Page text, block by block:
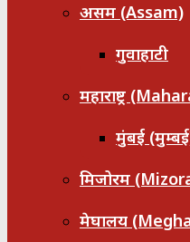
असम (Assam)
गुवाहाटी
महाराष्ट्र
मुंबई
मिजोरम
मेघालय